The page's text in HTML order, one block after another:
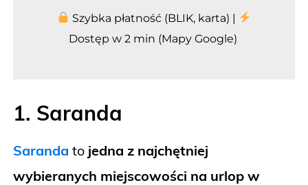
Szybka płatność (BLIK, karta) |
Dostęp w 2 min (Mapy Google)
1. Saranda
Saranda to jedna z najchętniej
wybieranych miejscowości na urlop w